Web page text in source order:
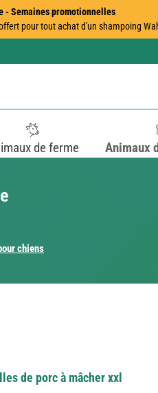
- Semaines promotionnelles
pour tout achat d'un shampoing
de ferme Animaux
chiens
de porc à mâcher xxl